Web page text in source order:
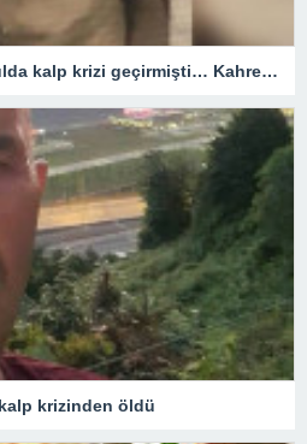
Oy kullanmaya gittiği okulda kalp krizi geçirmişti… Kahreden haber!
krizinden öldü